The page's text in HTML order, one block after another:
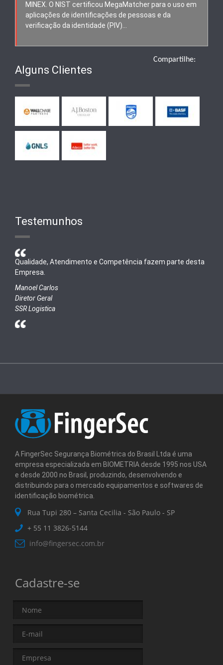
MINEX. O NIST certificou MegaMatcher para o uso em
aplicações de identificações de pessoas e da
verificação da identidade (PIV)…
Compartilhe:
Alguns Clientes
Testemunhos
Qualidade, Atendimento e Competência fazem parte desta
Empresa.
Manoel Carlos
Diretor Geral
SSR Logistica
A FingerSec Segurança Biométrica do Brasil Ltda é uma
empresa especializada em BIOMETRIA desde 1995 nos USA
e desde 2000 no Brasil, produzindo, desenvolvendo e
distribuindo para o mercado equipamentos e softwares de
identificação biométrica.
Rua Tupi 280 – Santa Cecilia - São Paulo - SP
+ 55 11 3826-5144
info@fingersec.com.br
Cadastre-se